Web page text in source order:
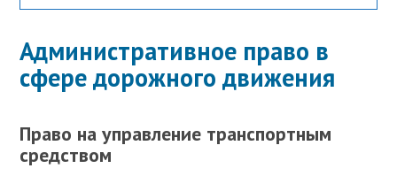
Административное право в
сфере дорожного движения
Право на управление транспортным
средством